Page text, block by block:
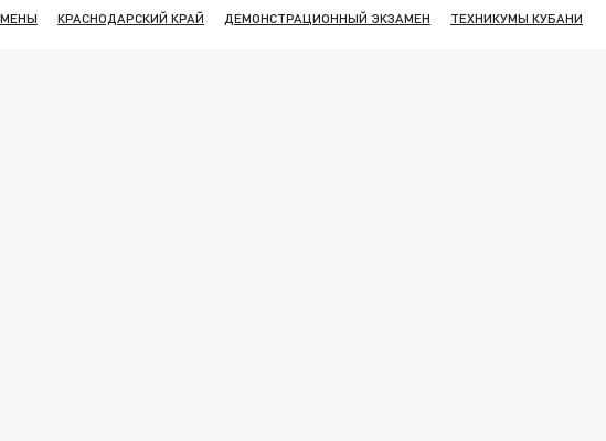
КРАСНОДАРСКИЙ КРАЙ ДЕМОНСТРАЦИОННЫЙ ЭКЗАМЕН ТЕХНИКУМЫ КУБАНИ